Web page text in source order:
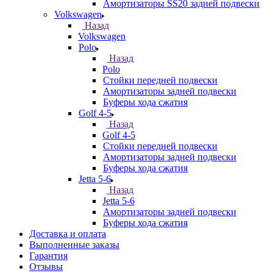
Амортизаторы SS20 задней подвески
Volkswagen
Назад
Volkswagen
Polo
Назад
Polo
Стойки передней подвески
Амортизаторы задней подвески
Буферы хода сжатия
Golf 4-5
Назад
Golf 4-5
Стойки передней подвески
Амортизаторы задней подвески
Буферы хода сжатия
Jetta 5-6
Назад
Jetta 5-6
Амортизаторы задней подвески
Буферы хода сжатия
Доставка и оплата
Выполненные заказы
Гарантия
Отзывы